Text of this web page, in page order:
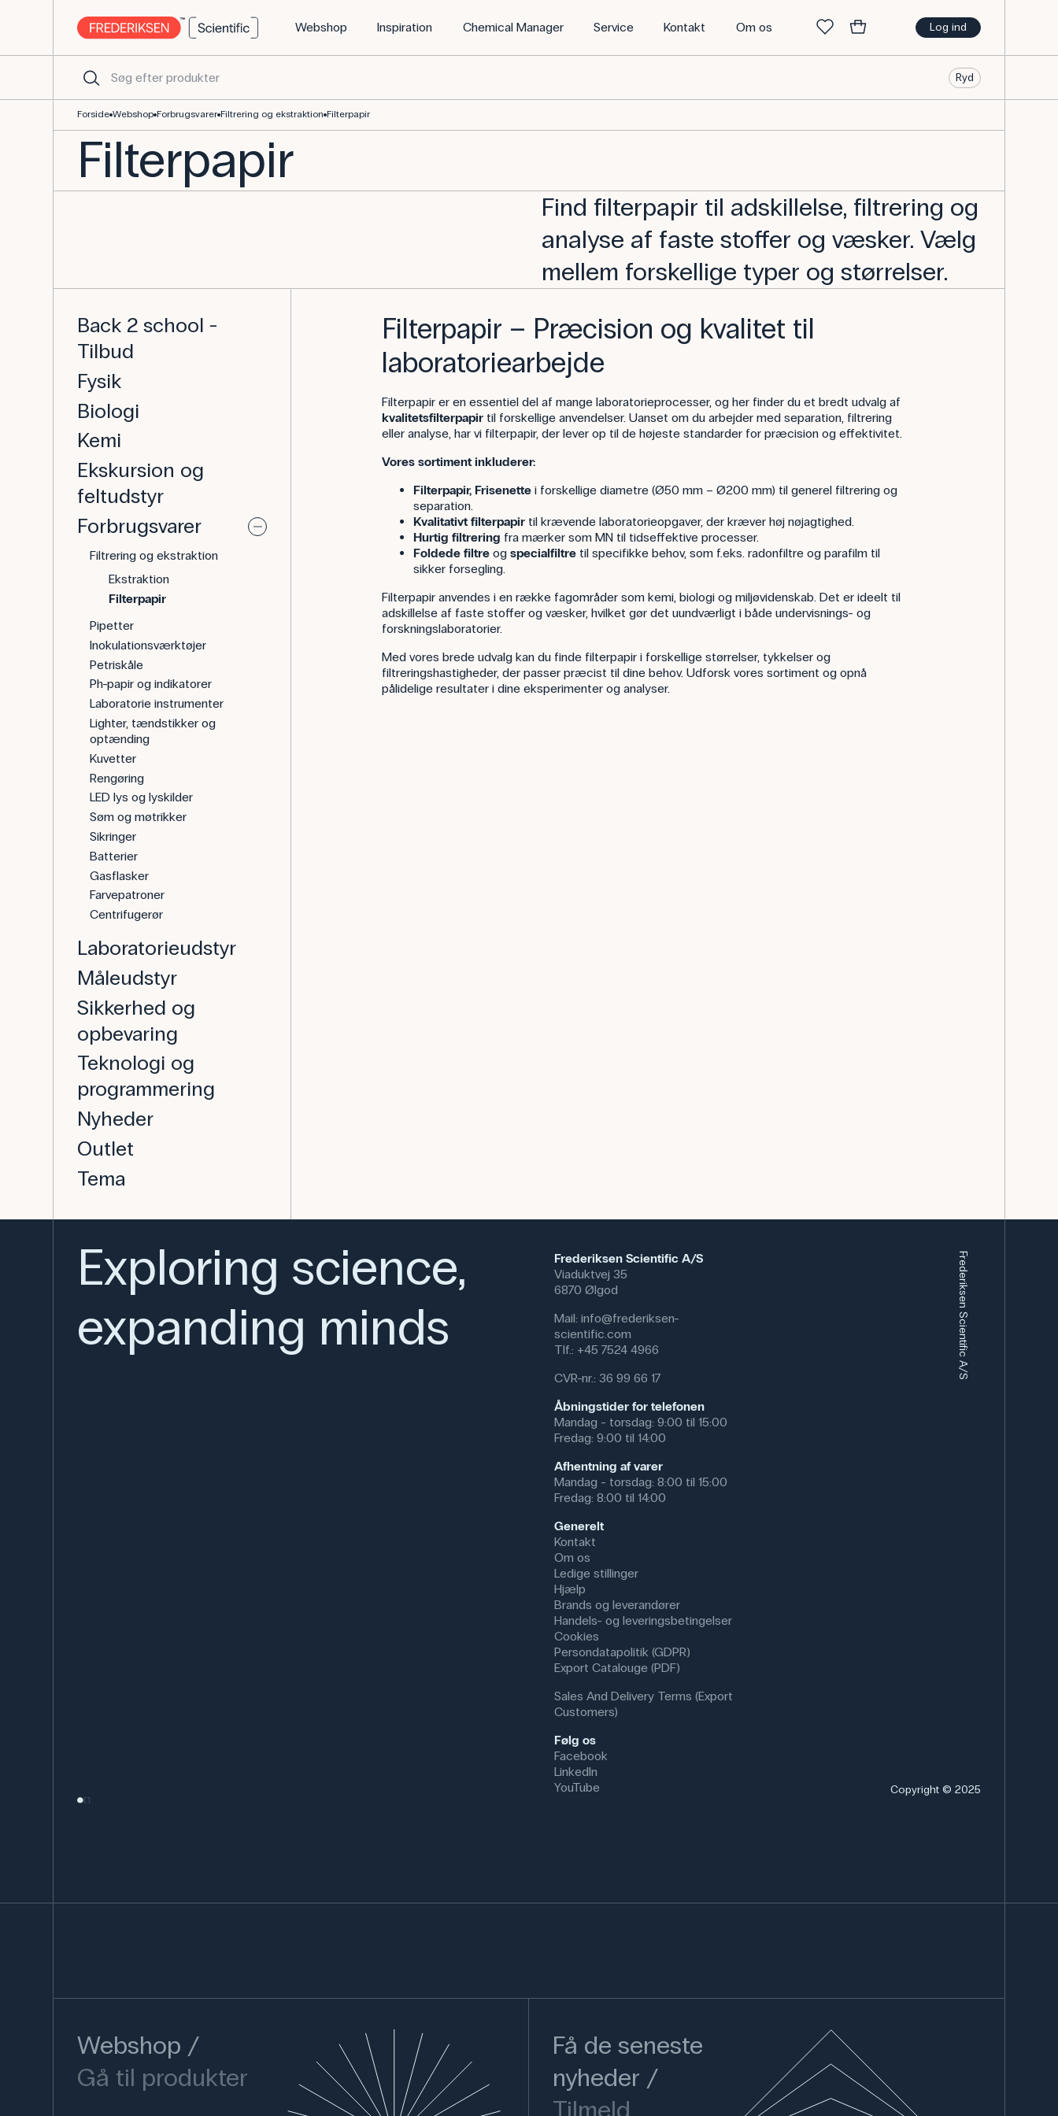
Log ind
Webshop Inspiration Chemical Manager Service Kontakt Om os
Ryd
Forside Webshop Forbrugsvarer Filtrering og ekstraktion Filterpapir
Filterpapir
Find filterpapir til adskillelse, filtrering og
analyse af faste stoffer og væsker. Vælg
mellem forskellige typer og størrelser.
Back 2 school -
Tilbud
Fysik
Biologi
Kemi
Ekskursion og
feltudstyr
Forbrugsvarer
Filtrering og ekstraktion
Ekstraktion
Filterpapir
Pipetter
Inokulationsværktøjer
Petriskåle
Ph-papir og indikatorer
Laboratorie instrumenter
Lighter, tændstikker og
optænding
Kuvetter
Rengøring
LED lys og lyskilder
Søm og møtrikker
Sikringer
Batterier
Gasflasker
Farvepatroner
Centrifugerør
Laboratorieudstyr
Måleudstyr
Sikkerhed og
opbevaring
Teknologi og
programmering
Nyheder
Outlet
Tema
Filterpapir – Præcision og kvalitet til
laboratoriearbejde
Filterpapir er en essentiel del af mange laboratorieprocesser, og her finder du et bredt udvalg af
kvalitetsfilterpapirtil forskellige anvendelser. Uanset om du arbejder med separation, filtrering
eller analyse, har vi filterpapir, der lever op til de højeste standarder for præcision og effektivitet.
Vores sortiment inkluderer:
Filterpapir, Frisenettei forskellige diametre (Ø50 mm – Ø200 mm) til generel filtrering og
separation.
Kvalitativt filterpapirtil krævende laboratorieopgaver, der kræver høj nøjagtighed.
Hurtig filtrering fra mærker som MN til tidseffektive processer.
Foldede filtreog specialfiltretil specifikke behov, som f.eks. radonfiltre og parafilm til
sikker forsegling.
Filterpapir anvendes i en række fagområder som kemi, biologi og miljøvidenskab. Det er ideelt til
adskillelse af faste stoffer og væsker, hvilket gør det uundværligt i både undervisnings- og
forskningslaboratorier.
Med vores brede udvalg kan du finde filterpapir i forskellige størrelser, tykkelser og
filtreringshastigheder, der passer præcist til dine behov. Udforsk vores sortiment og opnå
pålidelige resultater i dine eksperimenter og analyser.
Exploring science,
expanding minds
Frederiksen Scientific A/S
Viaduktvej 35
6870 Ølgod
Mail: info@frederiksen-
scientific.com
Tlf.: +45 7524 4966
CVR-nr.: 36 99 66 17
Åbningstider for telefonen
Mandag - torsdag: 9:00 til 15:00
Fredag: 9:00 til 14:00
Afhentning af varer
Mandag - torsdag: 8:00 til 15:00
Fredag: 8:00 til 14:00
Generelt
Kontakt
Om os
Ledige stillinger
Hjælp
Brands og leverandører
Handels- og leveringsbetingelser
Cookies
Persondatapolitik (GDPR)
Export Catalouge (PDF)
Sales And Delivery Terms (Export
Customers)
Følg os
Facebook
LinkedIn
YouTube
Frederiksen Scientific A/S
Copyright © 2025
Webshop
Gå til produkter
Få de seneste
nyheder
Tilmeld